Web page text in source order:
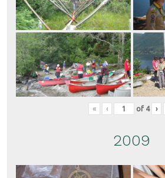
« ‹ of 4 ›
2009